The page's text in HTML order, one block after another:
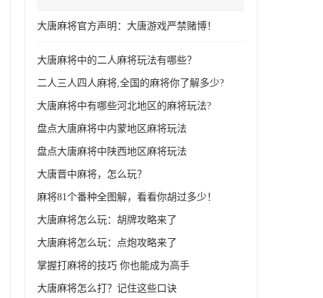
大唐麻将官方声明：大唐游戏严禁赌博！
大唐麻将中的二人麻将玩法有哪些？
二人三人四人麻将,全国的麻将你了解多少?
大唐麻将中有哪些河北地区的麻将玩法?
盘点大唐麻将中内蒙地区麻将玩法
盘点大唐麻将中陕西地区麻将玩法
大唐晋中麻将，怎么玩？
麻将81个番种全图解，看看你胡过多少！
大唐麻将怎么玩：胡牌攻略来了
大唐麻将怎么玩：点炮攻略来了
掌握打麻将的技巧 你也能成为高手
大唐麻将怎么打？记住这些口诀